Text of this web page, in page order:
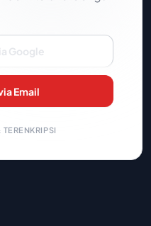
Google
Email